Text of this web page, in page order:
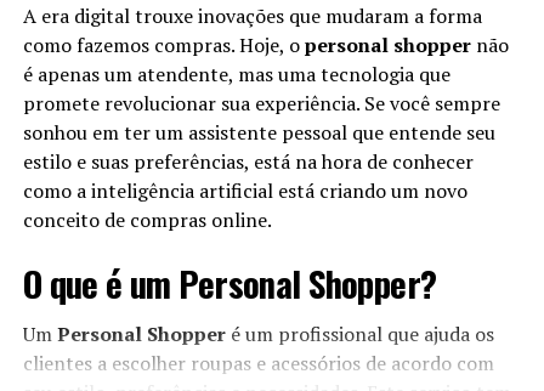
A era digital trouxe inovações que mudaram a forma
como fazemos compras. Hoje, opersonal shoppernão
é apenas um atendente, mas uma tecnologia que
promete revolucionar sua experiência. Se você sempre
sonhou em ter um assistente pessoal que entende seu
estilo e suas preferências, está na hora de conhecer
como a inteligência artificial está criando um novo
conceito de compras online.
O que é um Personal Shopper?
UmPersonal Shopperé um profissional que ajuda os
clientes a escolher roupas e acessórios de acordo com